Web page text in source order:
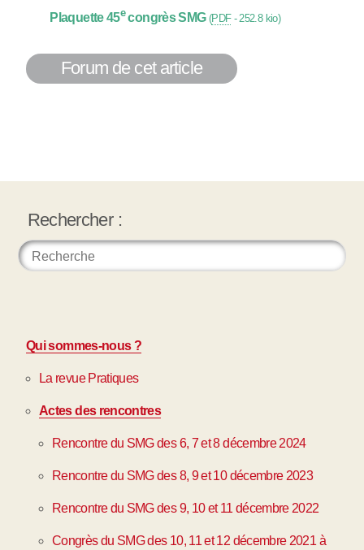
Plaquette 45econgrès SMG (PDF- 252.8 kio)
Forum de cet article
Rechercher :
Qui sommes-nous ?
La revue Pratiques
Actes des rencontres
Rencontre du SMG des 6, 7 et 8 décembre 2024
Rencontre du SMG des 8, 9 et 10 décembre 2023
Rencontre du SMG des 9, 10 et 11 décembre 2022
Congrès du SMG des 10, 11 et 12 décembre 2021 à